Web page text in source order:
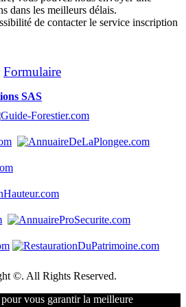
dans les meilleurs délais.
de contacter le service inscription
Formulaire
SAS
©. All Rights Reserved.
vous garantir la meilleure